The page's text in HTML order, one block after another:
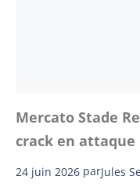
Mercato Stade
crack en attaque
24 juin 2026 parJules